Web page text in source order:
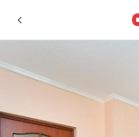
г. Краснодар